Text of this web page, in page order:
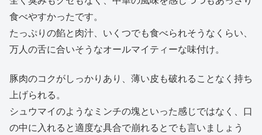
食べやすかったです。
たっぷりの餡と肉汁、いくつでも食べられそうなくらい、
万人の舌に合いそうなオールマイティーな味付け。
豚肉のコクがしっかりあり、薄い皮も破れることなく持ち
上げられる。
シュウマイのようなミンチの塊といった感じではなく、口
の中に入れると適度な具合で崩れるとでも言いましょう